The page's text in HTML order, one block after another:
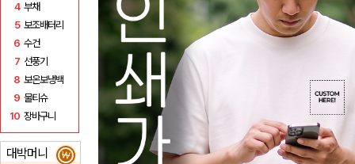
4 부채
5 보조배터리
6 수건
7 선풍기
8 보온보냉백
9 물티슈
10 장바구니
대박머니 ₩